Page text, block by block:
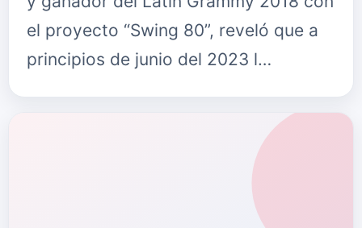
el proyecto “Swing 80”, reveló que a
principios de junio del 2023 l…